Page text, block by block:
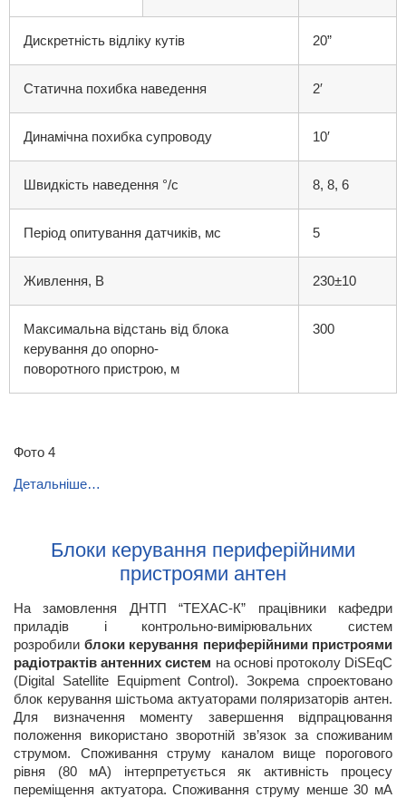
Дискретність відліку кутів 20”
Статична похибка наведення 2′
Динамічна похибка супроводу 10′
Швидкість наведення °/с 8, 8, 6
Період опитування датчиків, мс 5
Живлення, В 230±10
Максимальна відстань від блока
керування до опорно-
поворотного пристрою, м
300
Фото 4
Детальніше…
Блоки керування периферійними
пристроями антен
На замовлення ДНТП “ТЕХАС-К” працівники кафедри
приладів і контрольно-вимірювальних систем
розробили блоки керування периферійними пристроями
радіотрактів антенних систем на основі протоколу DiSEqC
(Digital Satellite Equipment Control). Зокрема спроектовано
блок керування шістьома актуаторами поляризаторів антен.
Для визначення моменту завершення відпрацювання
положення використано зворотній зв’язок за споживаним
струмом. Споживання струму каналом вище порогового
рівня (80 мА) інтерпретується як активність процесу
переміщення актуатора. Споживання струму менше 30 мА